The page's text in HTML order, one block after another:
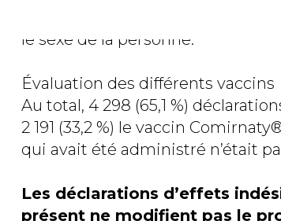
La majorité des déclarations
le sexe de la personne.
Évaluation des différents vaccins
Au total, 4 298 (65,1 %)
2 191 (33,2 %) le vaccin
qui avait été administré n’était
Les déclarations d’effets
présent ne modifient pas le